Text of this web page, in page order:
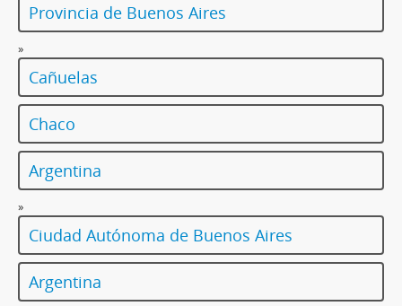
Provincia de Buenos Aires
»
Cañuelas
Chaco
Argentina
»
Ciudad Autónoma de Buenos Aires
Argentina